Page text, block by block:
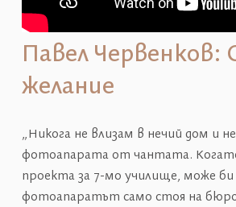
Павел Червенков:
желание
„Никога не влизам в нечий дом и
фотоапарата от чантата.
проекта за 7-мо училище, може би
фотоапаратът само стоя на